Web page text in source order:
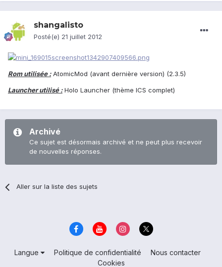
shangalisto
Posté(e) 21 juillet 2012
Rom utilisée :AtomicMod (avant dernière version) (2.3.5)
Launcher utilisé :Holo Launcher (thème ICS complet)
Archivé
Ce sujet est désormais archivé et ne peut plus recevoir
de nouvelles réponses.
Aller sur la liste des sujets
Langue Politique de confidentialité
Nous contacter
Cookies